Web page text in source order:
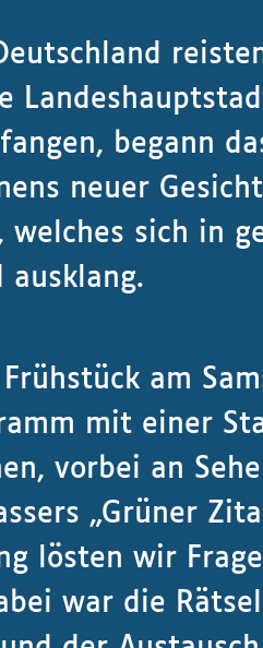
begann
neuer
welches sich in
ausklang.
am
mit einer
vorbei an
„Grüner
lösten wir
war die